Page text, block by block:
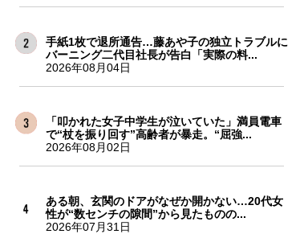
手紙1枚で退所通告…藤あや子の独立トラブルに
バーニング二代目社長が告白「実際の料...
2026年08月04日
「叩かれた女子中学生が泣いていた」満員電車
で“杖を振り回す”高齢者が暴走。“屈強...
2026年08月02日
ある朝、玄関のドアがなぜか開かない…20代女
性が“数センチの隙間”から見たものの...
2026年07月31日